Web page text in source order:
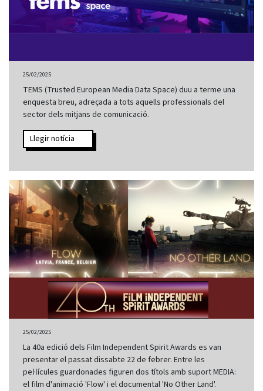
25/02/2025
TEMS (Trusted European Media Data Space) duu a terme una
enquesta breu, adreçada a tots aquells professionals del
sector dels mitjans de comunicació.
Llegir notícia
25/02/2025
La 40a edició dels Film Independent Spirit Awards es van
presentar el passat dissabte 22 de febrer. Entre les
pel·lícules guardonades figuren dos títols amb suport MEDIA:
el film d'animació 'Flow' i el documental 'No Other Land'.